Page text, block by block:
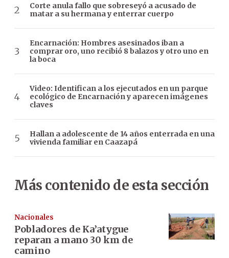
Corte anula fallo que sobreseyó a acusado de
matar a su hermana y enterrar cuerpo
Encarnación: Hombres asesinados iban a
comprar oro, uno recibió 8 balazos y otro uno en
la boca
Video: Identifican a los ejecutados en un parque
ecológico de Encarnación y aparecen imágenes
claves
Hallan a adolescente de 14 años enterrada en una
vivienda familiar en Caazapá
Más contenido de esta sección
Nacionales
Pobladores de Ka’atygue
reparan a mano 30 km de
camino